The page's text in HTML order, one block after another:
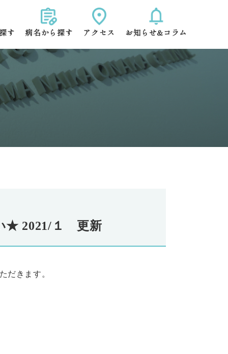
す
部症状 腹痛・下腹部症状
血便・下血
異常 食欲不振・体重減少
ギー
病名から探す アクセス お知らせ&コラム
★ 2021/１ 更新
だきます。